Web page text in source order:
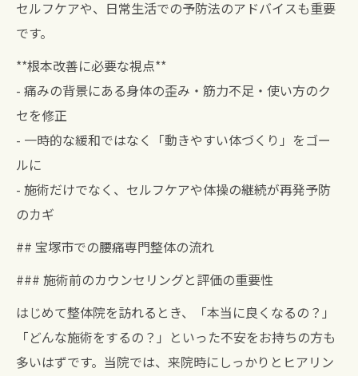
セルフケアや、日常生活での予防法のアドバイスも重要
です。
**根本改善に必要な視点**
- 痛みの背景にある身体の歪み・筋力不足・使い方のク
セを修正
- 一時的な緩和ではなく「動きやすい体づくり」をゴー
ルに
- 施術だけでなく、セルフケアや体操の継続が再発予防
のカギ
## 宝塚市での腰痛専門整体の流れ
### 施術前のカウンセリングと評価の重要性
はじめて整体院を訪れるとき、「本当に良くなるの？」
「どんな施術をするの？」といった不安をお持ちの方も
多いはずです。当院では、来院時にしっかりとヒアリン